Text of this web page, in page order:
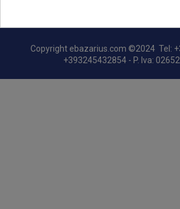
Copyright ebazarius.com ©2024 Tel:
+393245432854 - P. Iva: